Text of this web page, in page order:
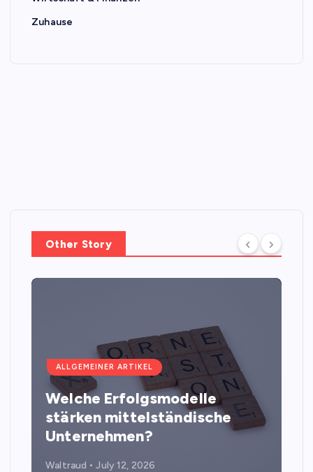
Zuhause
Other Story
ALLGEMEINER ARTIKEL
Welche Erfolgsmodelle
stärken mittelständische
Unternehmen?
Waltraud July 12, 2026